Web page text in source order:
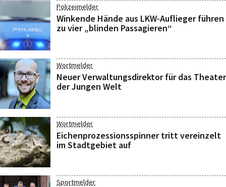
Polizeimelder
Winkende Hände aus LKW-Auflieger führen
zu vier „blinden Passagieren“
Wortmelder
Neuer Verwaltungsdirektor für das Theater
der Jungen Welt
Wortmelder
Eichenprozessionsspinner tritt vereinzelt
im Stadtgebiet auf
Sportmelder